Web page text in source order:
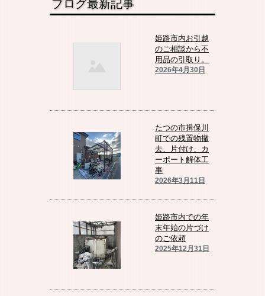
ブログ最新記事
姫路市内お引越
のご相談から不
用品の引取り。
2026年4月30日
たつの市揖保川
町での残置物撤
去、片付け、カ
ーポート解体工
事
2026年3月11日
姫路市内での年
末年始の片づけ
のご依頼
2025年12月31日